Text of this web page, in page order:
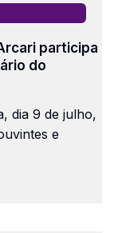
participa
do
dia 9 de julho,
e